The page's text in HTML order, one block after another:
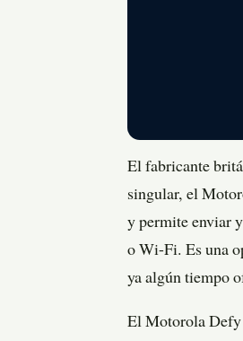
El fabricante
singular, el
y permite enviar
o Wi-Fi. Es una
ya algún tiempo
El Motorola Defy